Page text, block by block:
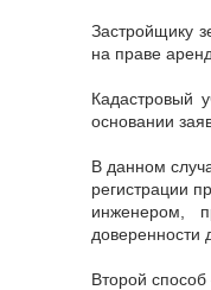
Застройщику
на праве
Кадастровый
основании
В данном
регистрации
инженером,
доверенности
Второй